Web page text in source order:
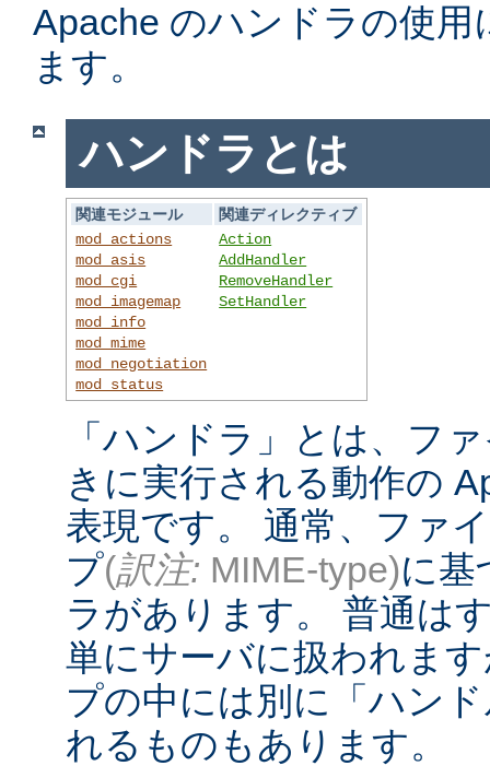
Apache のハンドラの使
ます。
ハンドラとは
関連モジュール
関連ディレクティブ
mod_actions
mod_asis
mod_cgi
mod_imagemap
mod_info
mod_mime
mod_negotiation
mod_status
Action
AddHandler
RemoveHandler
SetHandler
「ハンドラ」とは、フ
きに実行される動作の
表現です。 通常、ファ
プ(訳注: MIME-type)に基
ラがあります。 普通は
単にサーバに扱われま
プの中には別に「ハン
れるものもあります。